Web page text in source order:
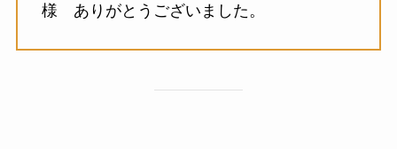
様 ありがとうございました。